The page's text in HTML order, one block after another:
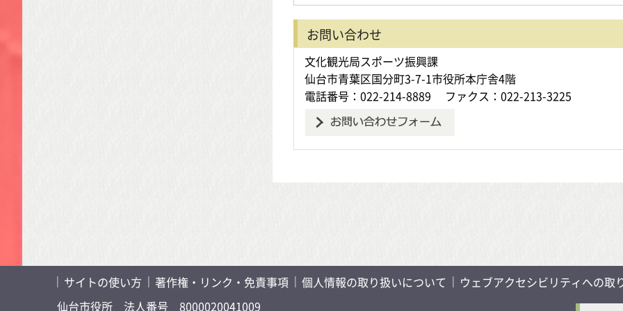
お問い合わせ
文化観光局スポーツ振興課
仙台市青葉区国分町3-7-1市役所本庁舎4階
電話番号：022-214-8889
ファクス：022-213-3225
サイトの使い方 著作権・リンク・免責事項 個人情報の取り扱いについて
ウェブアクセシビリティへの取
仙台市役所 法人番号 8000020041009